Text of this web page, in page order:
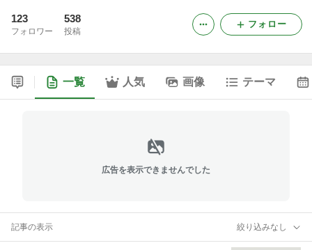
123
フォロワー
538
投稿
フォロー
一覧 人気 画像 テーマ
広告を表示できませんでした
記事の表示 絞り込みなし